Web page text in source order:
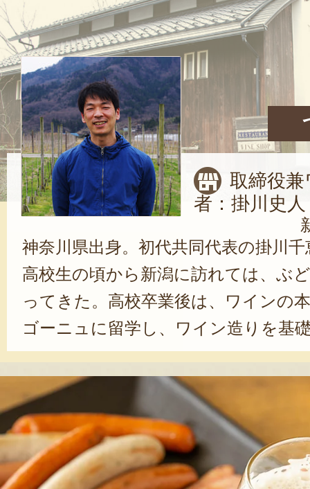
取締役
者：掛川史人
神奈川県出身。初代共同代表の掛川
高校生の頃から新潟に訪れては、ぶ
ってきた。高校卒業後は、ワインの
ゴーニュに留学し、ワイン造りを基
の留学期間を経て、2002年に「カー
2006年には、若くしてワイン醸造責
んが責任者となってからは、醸造方
ランス流に変更し、「樽熟成のワイ
た。2012年からは商品開発にも携わ